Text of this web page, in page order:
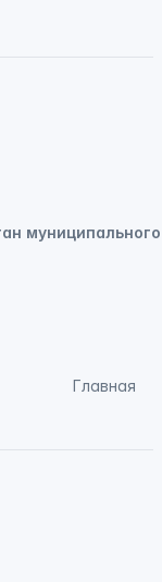
Главная